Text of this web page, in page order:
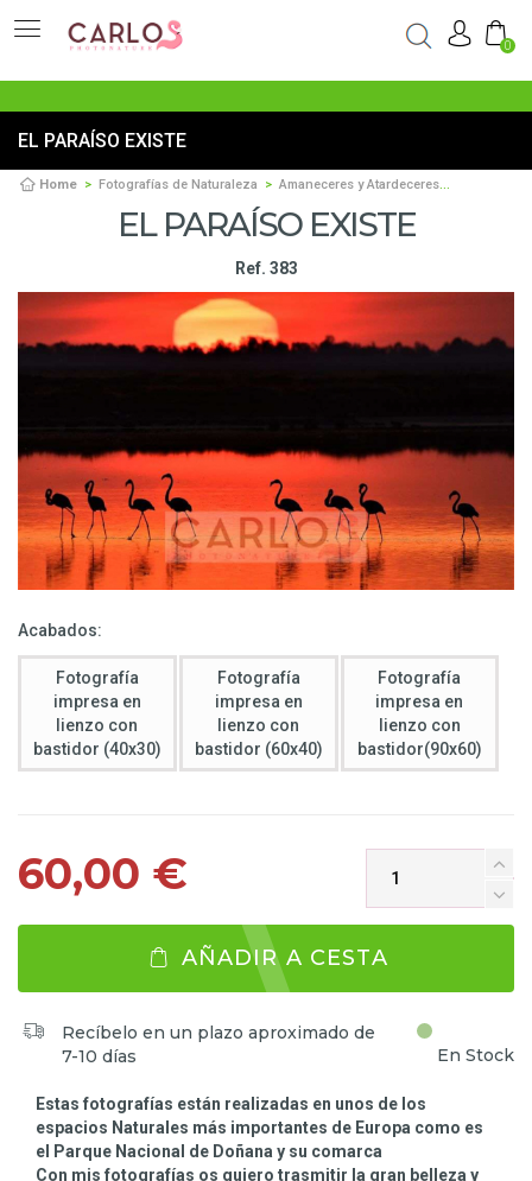
0
EL PARAÍSO EXISTE
Home Fotografías de Naturaleza Amaneceres y Atardeceres
EL PARAÍSO EXISTE
Ref. 383
Acabados:
Fotografía
impresa en
lienzo con
bastidor (40x30)
Fotografía
impresa en
lienzo con
bastidor (60x40)
Fotografía
impresa en
lienzo con
bastidor(90x60)
60,00 €
AÑADIR A CESTA
Recíbelo en un plazo aproximado de
7-10 días
En Stock
Estas fotografías están realizadas en unos de los
espacios Naturales más importantes de Europa como es
el Parque Nacional de Doñana y su comarca
Con mis fotografías os quiero trasmitir la gran belleza y